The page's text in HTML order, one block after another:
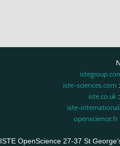
iste-sciences.com:
iste.co.uk
iste-
openscience.fr
ISTE OpenScience 27-37 St